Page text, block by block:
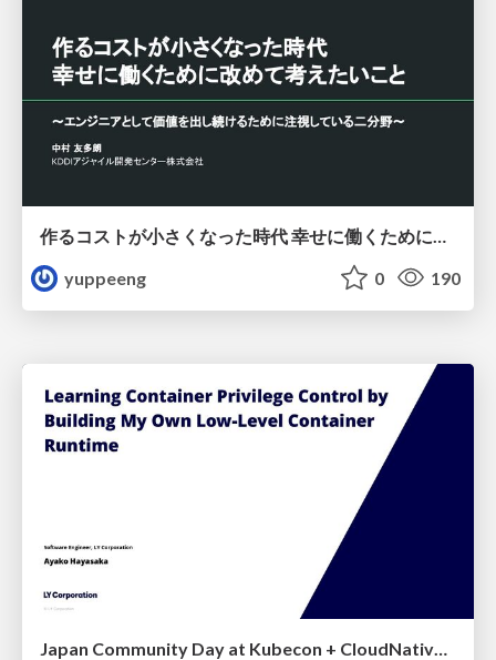
yuppeeng
0 190
Japan Community Day at Kubecon + CloudNativeCon Japan 2026: Learning Container Privilege Control by Building My Own Low-Level Container Runtime